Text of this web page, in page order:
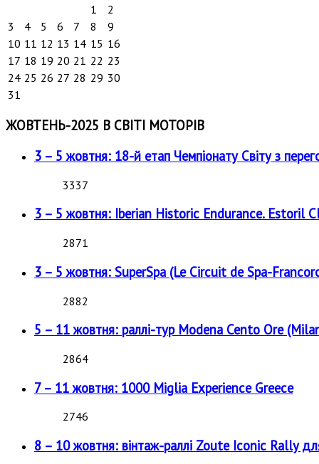
1
2
3
4 5 6 7 8
9
10 11 12 13 14 15 16
17 18 19 20 21 22 23
24 25 26 27 28 29 30
31
ЖОВТЕНЬ-2025 В СВІТІ МОТОРІВ
3 – 5 жовтня: 18-й етап Чемпіонату Світу з
3337
3 – 5 жовтня: Iberian Historic Endurance. Estoril
2871
3 – 5 жовтня: SuperSpa (Le Circuit de Spa-
2882
5 – 11 жовтня: раллі-тур Modena Cento Ore
2864
7 – 11 жовтня: 1000 Miglia Experience Greece
2746
8 – 10 жовтня: вінтаж-раллі Zoute Iconic Rally